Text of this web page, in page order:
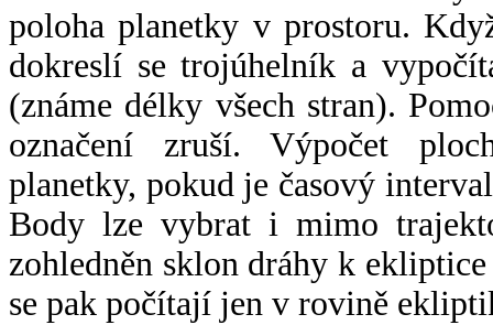
poloha planetky v prostoru.
dokreslí se trojúhelník a
(známe délky všech stran).
označení zruší. Výpočet
planetky, pokud je časový
Body lze vybrat i mimo
zohledněn sklon dráhy k
se pak počítají jen v rovině